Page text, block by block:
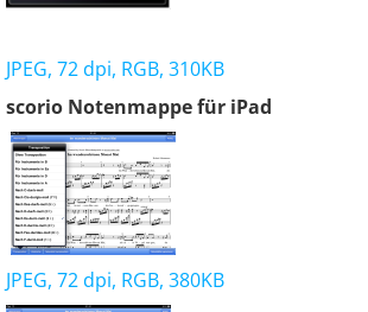
JPEG, 72 dpi, RGB, 310KB
scorio Notenmappe für iPad
JPEG, 72 dpi, RGB, 380KB